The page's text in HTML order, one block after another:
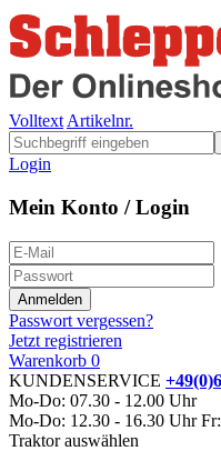
Volltext Artikelnr.
Login
Mein Konto / Login
Passwort vergessen?
Jetzt registrieren
Warenkorb 0
KUNDENSERVICE
Mo-Do: 07.30 - 12.00 Uhr
Mo-Do: 12.30 - 16.30 Uhr
Traktor auswählen